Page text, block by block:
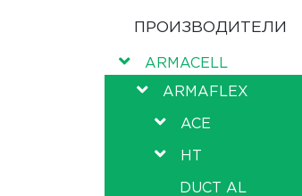
ПРОИЗВОДИТЕЛИ
ARMACELL
ARMAFLEX
ACE
HT
DUCT AL